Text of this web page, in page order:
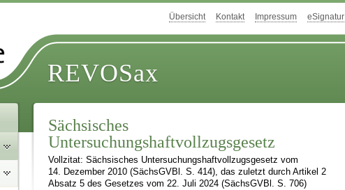
Übersicht Kontakt Impressum eSignatur
REVOSax
Sächsisches
Untersuchungshaftvollzugsgesetz
Vollzitat: Sächsisches Untersuchungshaftvollzugsgesetz vom
14. Dezember 2010 (SächsGVBl. S. 414), das zuletzt durch Artikel 2
Absatz 5 des Gesetzes vom 22. Juli 2024 (SächsGVBl. S. 706)